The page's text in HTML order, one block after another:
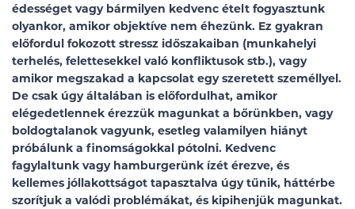
édességet vagy bármilyen kedvenc ételt fogyasztunk
olyankor, amikor objektíve nem éhezünk. Ez gyakran
előfordul fokozott stressz időszakaiban (munkahelyi
terhelés, felettesekkel való konfliktusok stb.), vagy
amikor megszakad a kapcsolat egy szeretett személlyel.
De csak úgy általában is előfordulhat, amikor
elégedetlennek érezzük magunkat a bőrünkben, vagy
boldogtalanok vagyunk, esetleg valamilyen hiányt
próbálunk a finomságokkal pótolni. Kedvenc
fagylaltunk vagy hamburgerünk ízét érezve, és
kellemes jóllakottságot tapasztalva úgy tűnik, háttérbe
szorítjuk a valódi problémákat, és kipihenjük magunkat.